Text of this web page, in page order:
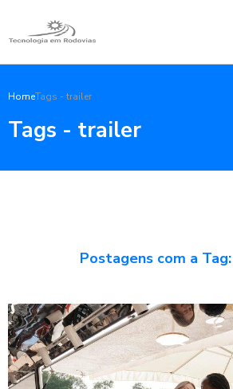
HomeTags - trailer
Tags - trailer
Postagens com a Tag: